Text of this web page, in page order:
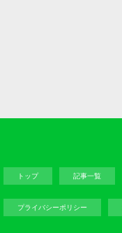
トップ 記事一覧
プライバシーポリシー